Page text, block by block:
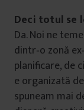
Deci totul se
Da. Noi ne
dintr‑o zonă
planificare, de
e organizată
spuneam mai